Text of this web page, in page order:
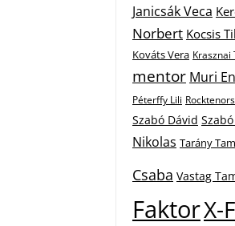
Janicsák Veca
Norbert Kocsis
Kováts Vera Krasznai
mentor Muri
Péterffy Lili Rocktenors
Szabó Dávid
Nikolas Tarány
Csaba Vastag
FaktorX-